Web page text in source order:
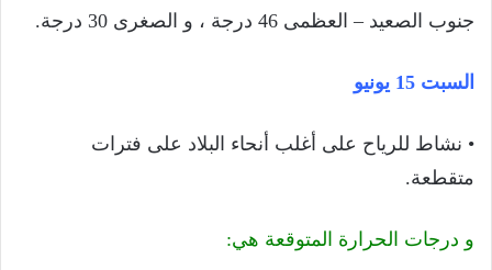
جنوب الصعيد – العظمى 46 درجة ، و الصغرى 30 درجة.
السبت 15 يونيو
• نشاط للرياح على أغلب أنحاء البلاد على فترات
متقطعة.
و درجات الحرارة المتوقعة هي: